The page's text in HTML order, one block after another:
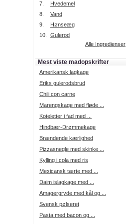
Intelligent søgning
Få foreslået opskrifter.
Prøv vores nye "Foreslå
Læs mere her.
Vi har nu oprettet et mad forum,
hvor i kan dele jeres erfaringer.
Log på med dine oplysninger fra
Madopskrifter.nu.
Gå til forum
Indkøbsliste på SMS
på SMS.
For at benytte SMS funktionen,
7.
Hvedemel
8.
Vand
9.
Hønseæg
10.
Gulerod
Alle Ingredienser
Mest viste madopskrifter
Amerikansk lagkage
Eriks gulerodsbrud
Chili con carne
Marengskage med fløde ...
Koteletter i fad med ...
Hindbær-Drømmekage
Brændende kærlighed
Pizzasnegle med skinke ...
Kylling i cola med ris
Mexicansk tærte med ...
Daim islagkage med ...
Amagergryde med kål og ...
Svensk pølseret
Pasta med bacon og ...